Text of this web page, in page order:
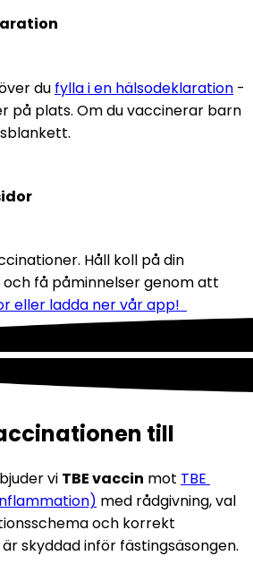
du fylla i en hälsodeklaration -
på plats. Om du vaccinerar barn
Håll koll på din
få påminnelser genom att
eller ladda ner vår app!
till
vi TBE vaccin mot TBE
med rådgivning, val
och korrekt
skyddad inför fästingsäsongen.